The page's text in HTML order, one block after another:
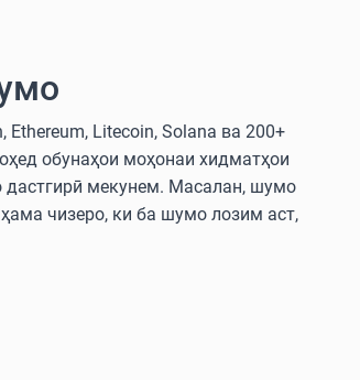
Litecoin, Solana ва 200+
обунаҳои моҳонаи хидматҳои
дастгирӣ мекунем. Масалан, шумо
чизеро, ки ба шумо лозим аст,